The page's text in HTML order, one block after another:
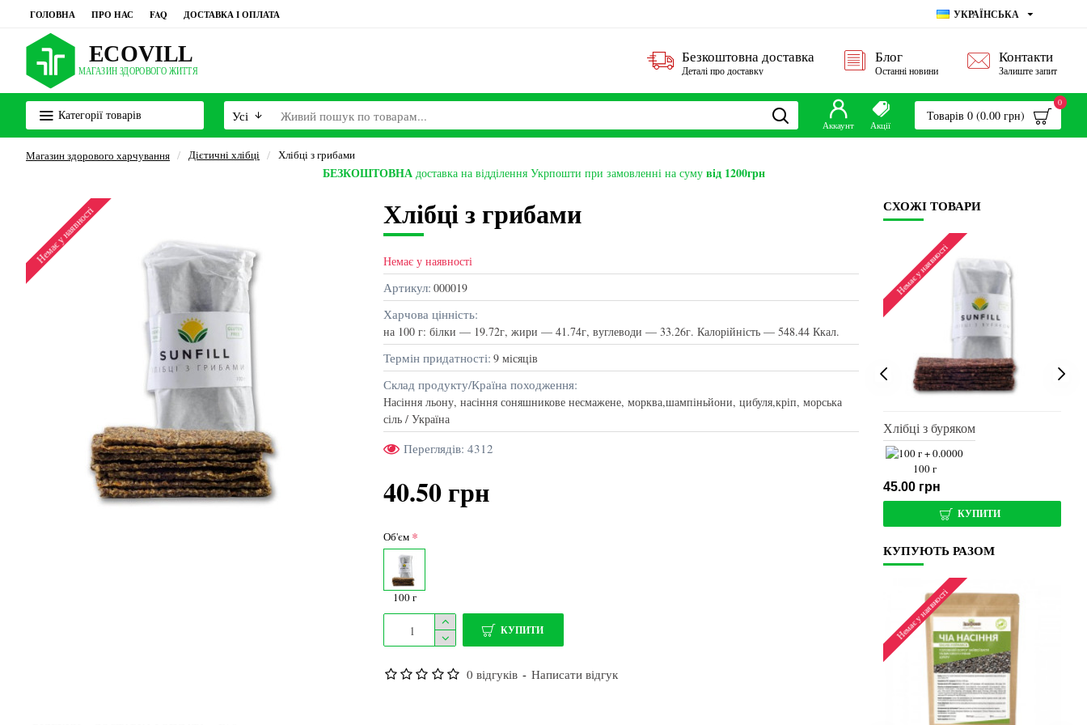
ГОЛОВНА ПРО НАС FAQ ДОСТАВКА І ОПЛАТА УКРАЇНСЬКА
Безкоштовна доставка
Деталі про доставку
Блог
Останні новини
Контакти
Залиште запит
Категорії товарів Усі
Аккаунт Акції
Товарів 0 (0.00 грн)
0
Магазин здорового харчування Дієтичні хлібці Хлібці з грибами
БЕЗКОШТОВНАдоставка на відділення Укрпошти при замовленні на суму від 1200грн
Немає у наявності Хлібці з грибами
Немає у наявності
Артикул: 000019
Харчова цінність:
на 100 г: білки — 19.72г, жири — 41.74г, вуглеводи — 33.26г. Калорійність — 548.44 Ккал.
Термін придатності: 9 місяців
Склад продукту/Країна походження:
Насіння льону, насіння соняшникове несмажене, морква,шампіньйони, цибуля,кріп, морська
сіль / Україна
Переглядів: 4312
0 відгуків - Написати відгук
40.50 грн
Об'єм
100 г
КУПИТИ
СХОЖІ ТОВАРИ
Немає у наявності
Хлібці морські
Немає у наявності
Хлібці дитячі
Немає у наявності
Хлібці з буряком
100 г
45.00 грн
КУПИТИ
КУПУЮТЬ РАЗОМ
Немає у наявності Немає у наявності